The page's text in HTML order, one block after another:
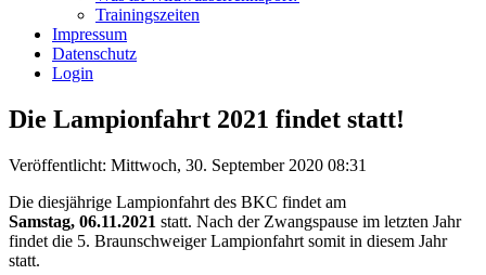
Trainingszeiten
Impressum
Datenschutz
Login
Die Lampionfahrt 2021 findet statt!
Veröffentlicht: Mittwoch, 30. September 2020 08:31
Die diesjährige Lampionfahrt des BKC findet am
Samstag, 06.11.2021 statt. Nach der Zwangspause im letzten Jahr
findet die 5. Braunschweiger Lampionfahrt somit in diesem Jahr
statt.